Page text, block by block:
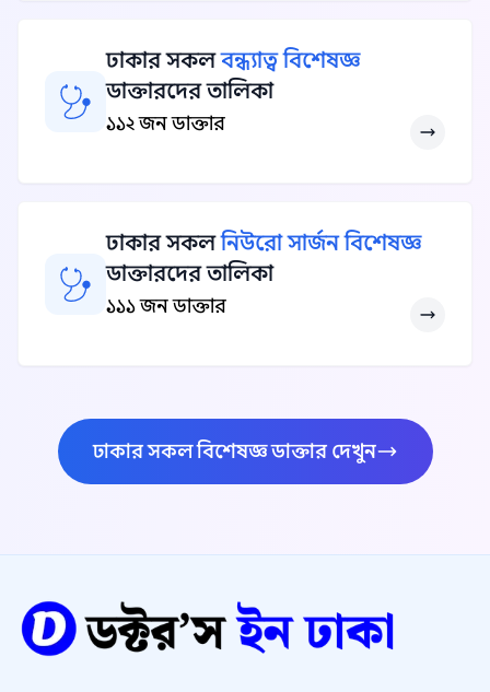
ঢাকার সকলবন্ধ্যাত্ব বিশেষজ্ঞ
ডাক্তারদের তালিকা
১১২ জন ডাক্তার
ঢাকার সকলনিউরো সার্জন বিশেষজ্ঞ
ডাক্তারদের তালিকা
১১১ জন ডাক্তার
ঢাকার সকল বিশেষজ্ঞ ডাক্তার দেখুন